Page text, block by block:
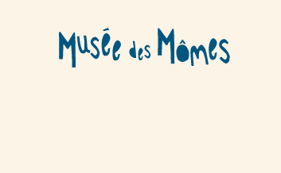
contenu